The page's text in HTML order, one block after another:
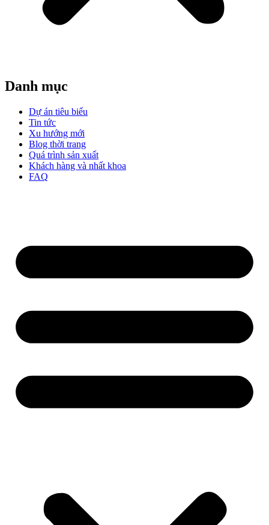
Danh mục
Dự án tiêu biểu
Tin tức
Xu hướng mới
Blog thời trang
Quá trình sản xuất
Khách hàng và nhất khoa
FAQ